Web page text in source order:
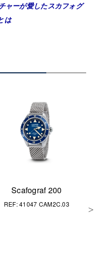
ャーが愛したスカフォグ
は
Scafograf 200
REF: 41047 CAM2C.03